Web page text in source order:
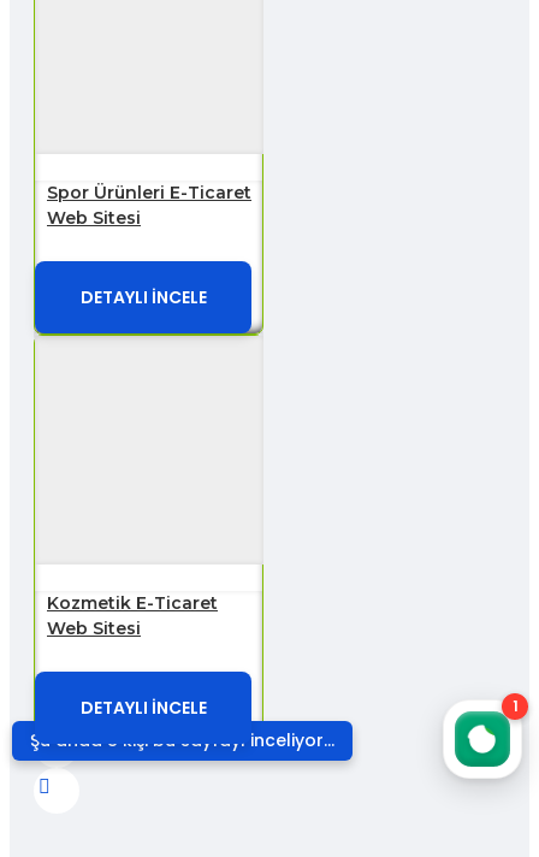
Şu anda 8 kişi bu sayfayı inceliyor...
Spor Ürünleri E-Ticaret
Web Sitesi
DETAYLI İNCELE
Kozmetik E-Ticaret
Web Sitesi
DETAYLI İNCELE 1